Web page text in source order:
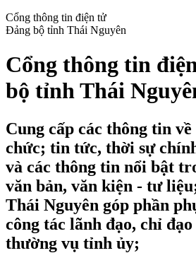
Cổng thông tin điện tử
Đảng bộ tỉnh Thái Nguyên
Cổng thông tin
bộ tỉnh Thái
Cung cấp các thông tin
chức; tin tức, thời sự
và các thông tin nổi bật
văn bản, văn kiện - tư
Thái Nguyên góp phần
công tác lãnh đạo, chỉ
thường vụ tỉnh ủy;